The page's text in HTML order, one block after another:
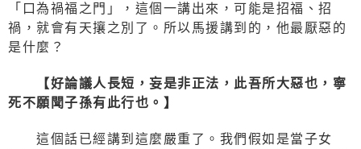
「口為禍福之門」，這個一講出來，可能是招福、招
禍，就會有天攘之別了。所以馬援講到的，他最厭惡的
是什麼？
【好論議人長短，妄是非正法，此吾所大惡也，寧
死不願聞子孫有此行也。】
這個話已經講到這麼嚴重了。我們假如是當子女